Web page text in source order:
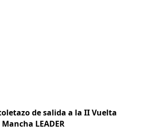
de salida a la II Vuelta
LEADER